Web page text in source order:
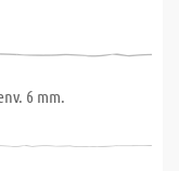
6 mm.